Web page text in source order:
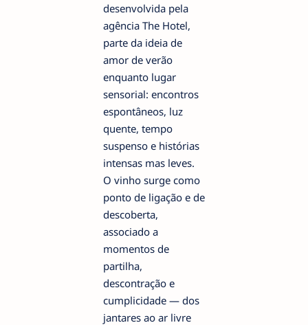
desenvolvida pela
agência The Hotel,
parte da ideia de
amor de verão
enquanto lugar
sensorial: encontros
espontâneos, luz
quente, tempo
suspenso e histórias
intensas mas leves.
O vinho surge como
ponto de ligação e de
descoberta,
associado a
momentos de
partilha,
descontração e
cumplicidade — dos
jantares ao ar livre